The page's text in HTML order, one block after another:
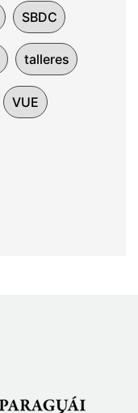
SBDC
talleres
VUE